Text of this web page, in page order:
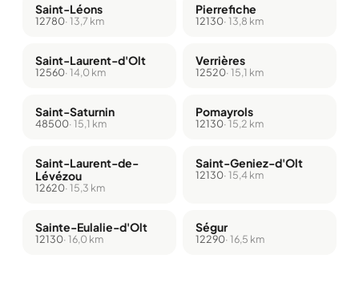
Saint-Léons
12780· 13,7 km
Pierrefiche
12130· 13,8 km
Saint-Laurent-d'Olt
12560· 14,0 km
Verrières
12520· 15,1 km
Saint-Saturnin
48500· 15,1 km
Pomayrols
12130· 15,2 km
Saint-Laurent-de-
Lévézou
12620· 15,3 km
Saint-Geniez-d'Olt
12130· 15,4 km
Sainte-Eulalie-d'Olt
12130· 16,0 km
Ségur
12290· 16,5 km